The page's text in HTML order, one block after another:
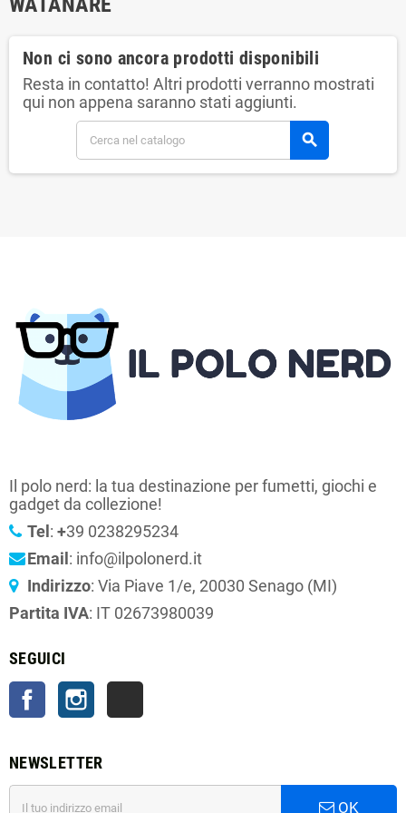
Non ci sono ancora prodotti disponibili
Resta in contatto! Altri prodotti verranno mostrati
qui non appena saranno stati aggiunti.
search
Il polo nerd: la tua destinazione per fumetti, giochi e
gadget da collezione!
Tel : +39 0238295234
Email : info@ilpolonerd.it
Indirizzo: Via Piave 1/e, 20030 Senago (MI)
Partita IVA: IT 02673980039
SEGUICI
FacebookInstagram
NEWSLETTER
OK